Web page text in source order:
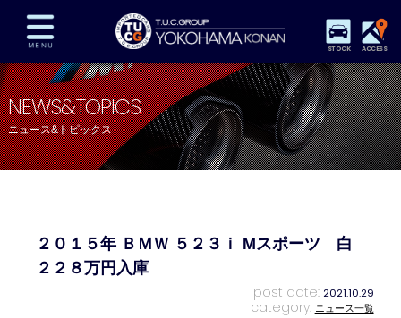
STOCK ACCESS
在庫車両情報 保証&サービス パーツリスト
TUCとは？ 店舗情報 アクセスマップ
全国納車 特別作業 注文販売
プライバシーポリシー
NEWS&TOPICS
ニュース&トピックス
２０１５年 ＢＭＷ ５２３ｉ Mスポーツ 白
２２８万円入庫
post date: 2021.10.29
category: ニュース一覧